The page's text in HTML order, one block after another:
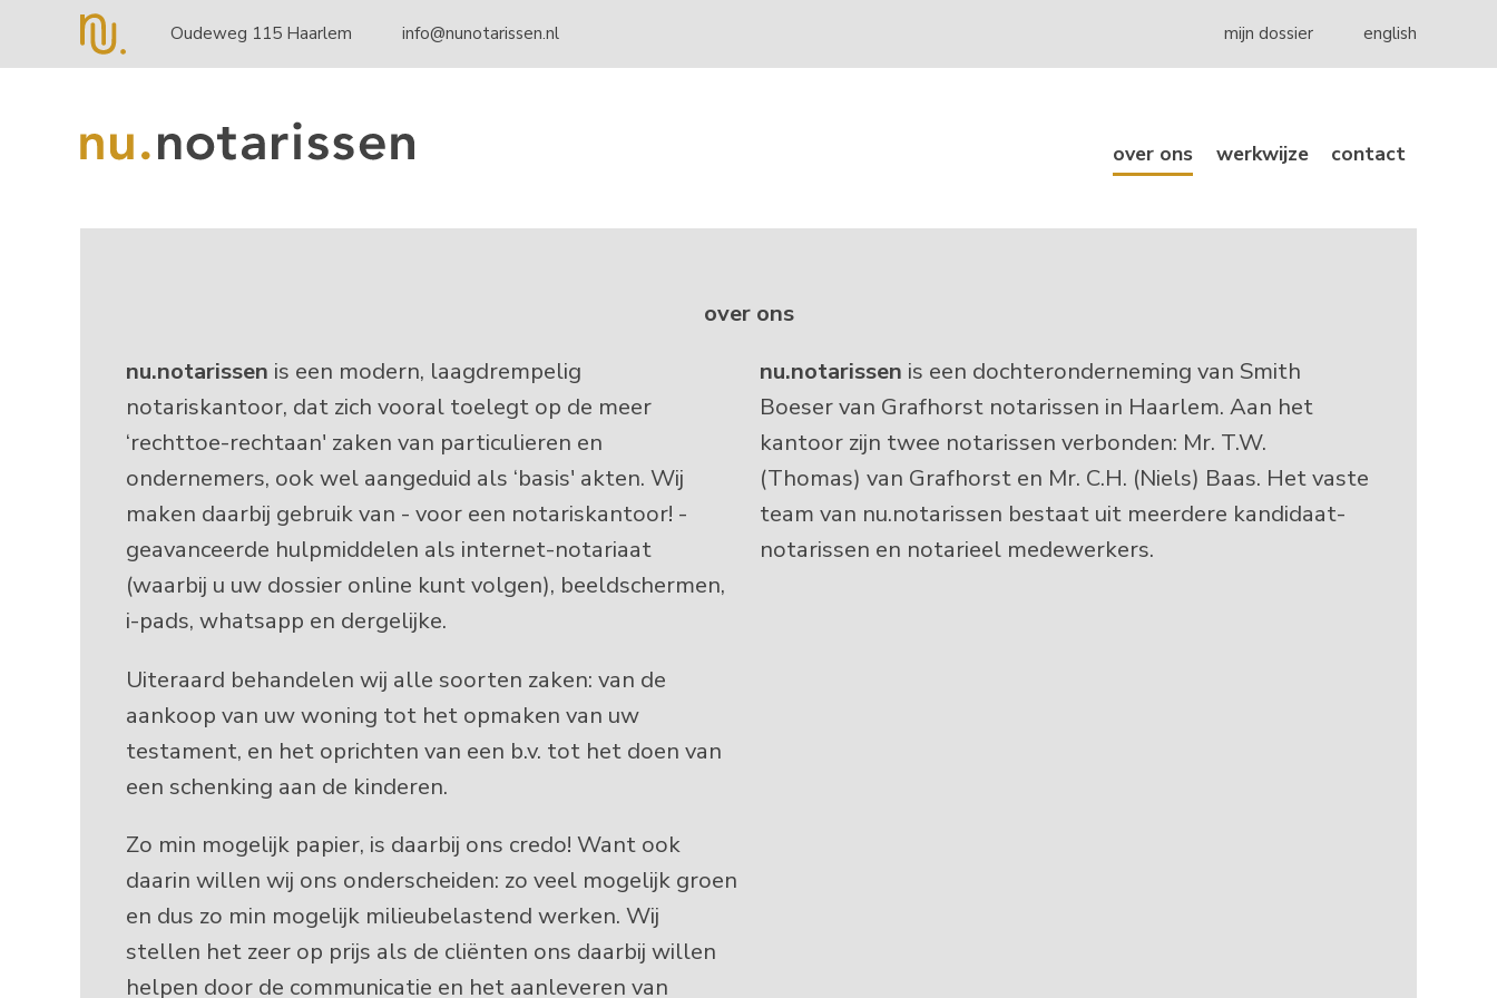
NuNotarissen (nl-NL) over ons werkwijze contact
over ons
nu.notarissen is een modern, laagdrempelig
notariskantoor, dat zich vooral toelegt op de meer
‘rechttoe-rechtaan' zaken van particulieren en
ondernemers, ook wel aangeduid als ‘basis' akten. Wij
maken daarbij gebruik van - voor een notariskantoor! -
geavanceerde hulpmiddelen als internet-notariaat
(waarbij u uw dossier online kunt volgen), beeldschermen,
i-pads, whatsapp en dergelijke.
Uiteraard behandelen wij alle soorten zaken: van de
aankoop van uw woning tot het opmaken van uw
testament, en het oprichten van een b.v. tot het doen van
een schenking aan de kinderen.
Zo min mogelijk papier, is daarbij ons credo! Want ook
daarin willen wij ons onderscheiden: zo veel mogelijk groen
en dus zo min mogelijk milieubelastend werken. Wij
stellen het zeer op prijs als de cliënten ons daarbij willen
helpen door de communicatie en het aanleveren van
nu.notarissen is een dochteronderneming van Smith
Boeser van Grafhorst notarissen in Haarlem. Aan het
kantoor zijn twee notarissen verbonden: Mr. T.W.
(Thomas) van Grafhorst en Mr. C.H. (Niels) Baas. Het vaste
team van nu.notarissen bestaat uit meerdere kandidaat-
notarissen en notarieel medewerkers.
Oudeweg 115 Haarlem info@nunotarissen.nl mijn dossier english